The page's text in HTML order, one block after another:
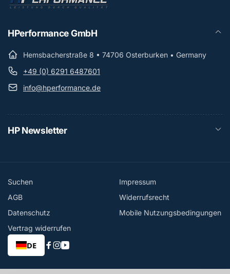
HPerformance GmbH
Hemsbacherstraße 8 • 74706 Osterburken • Germany
+49 (0) 6291 6487601
info@hperformance.de
HP Newsletter
Suchen
Impressum
AGB
Widerrufsrecht
Datenschutz
Mobile Nutzungsbedingungen
Vertrag widerrufen
DE
Facebook
Instagram
YouTube